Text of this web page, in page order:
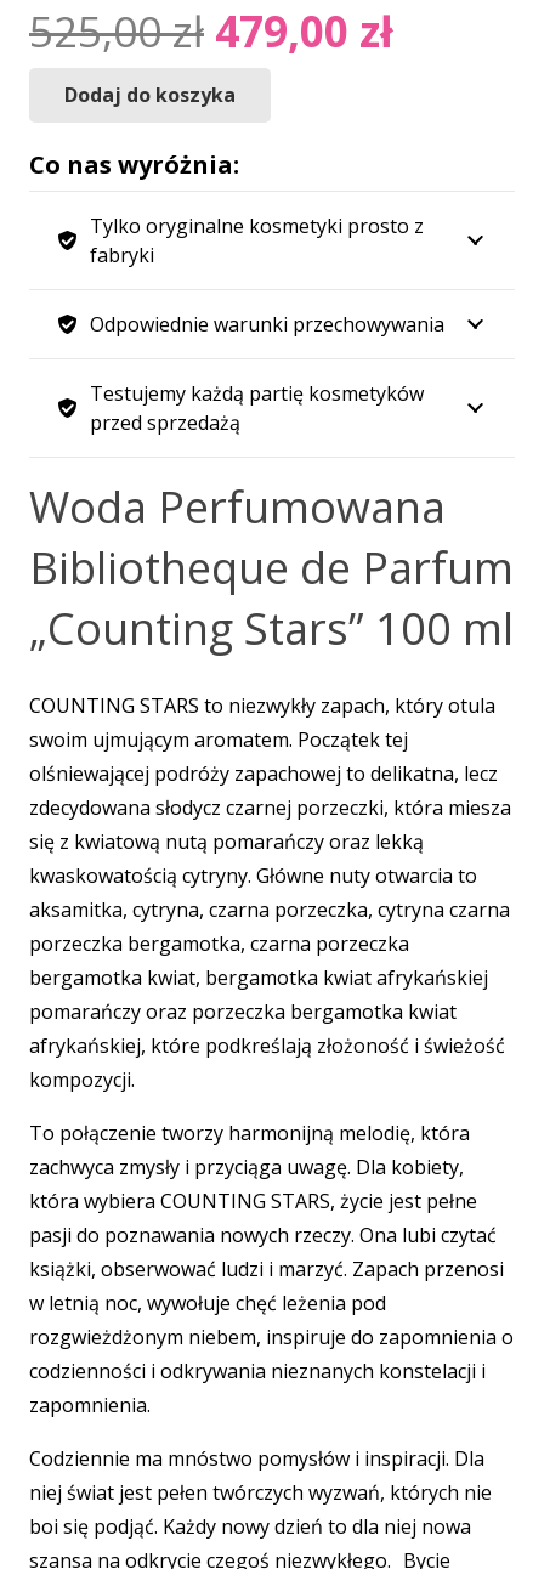
525,00zł Pierwotna
cena
wynosiła:
479,00 zł
ilość
Perfumowana
Bibliotheque
"Counting
Dodaj do koszyka
Co nas wyróżnia:
Tylko oryginalne kosmetyki prosto z
fabryki
Odpowiednie warunki przechowywania
Testujemy każdą partię kosmetyków
przed sprzedażą
Woda Perfumowana
Bibliotheque de Parfum
„Counting Stars” 100 ml
COUNTING STARS to niezwykły zapach, który otula
swoim ujmującym aromatem. Początek tej
olśniewającej podróży zapachowej to delikatna, lecz
zdecydowana słodycz czarnej porzeczki, która miesza
się z kwiatową nutą pomarańczy oraz lekką
kwaskowatością cytryny. Główne nuty otwarcia to
aksamitka, cytryna, czarna porzeczka, cytryna czarna
porzeczka bergamotka, czarna porzeczka
bergamotka kwiat, bergamotka kwiat afrykańskiej
pomarańczy oraz porzeczka bergamotka kwiat
afrykańskiej, które podkreślają złożoność i świeżość
kompozycji.
To połączenie tworzy harmonijną melodię, która
zachwyca zmysły i przyciąga uwagę. Dla kobiety,
która wybiera COUNTING STARS, życie jest pełne
pasji do poznawania nowych rzeczy. Ona lubi czytać
książki, obserwować ludzi i marzyć. Zapach przenosi
w letnią noc, wywołuje chęć leżenia pod
rozgwieżdżonym niebem, inspiruje do zapomnienia o
codzienności i odkrywania nieznanych konstelacji i
zapomnienia.
Codziennie ma mnóstwo pomysłów i inspiracji. Dla
niej świat jest pełen twórczych wyzwań, których nie
boi się podjąć. Każdy nowy dzień to dla niej nowa
szansa na odkrycie czegoś niezwykłego. Bycie